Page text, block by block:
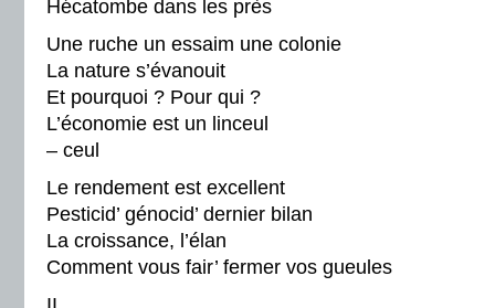
Hécatombe dans les près
Une ruche un essaim une colonie
La nature s’évanouit
Et pourquoi ? Pour qui ?
L’économie est un linceul
– ceul
Le rendement est excellent
Pesticid’ génocid’ dernier bilan
La croissance, l’élan
Comment vous fair’ fermer vos gueules